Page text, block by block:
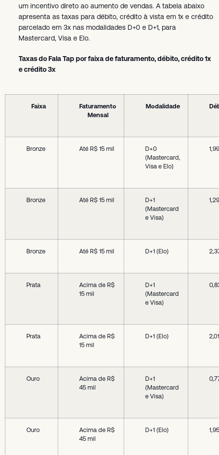
um incentivo direto ao aumento de vendas. A tabela abaixo
apresenta as taxas para débito, crédito à vista em 1x e crédito
parcelado em 3x nas modalidades D+0 e D+1, para
Mastercard, Visa e Elo.
Taxas do Fala Tap por faixa de faturamento, débito, crédito 1x
e crédito 3x
Faixa
Faturamento
Mensal
Modalidade
Bronze Até R$ 15 mil
D+0
(Mastercard,
Visa e Elo)
Bronze Até R$ 15 mil
D+1
(Mastercard
e Visa)
Bronze Até R$ 15 mil D+1 (Elo)
Prata
Acima de R$
15 mil
D+1
(Mastercard
e Visa)
Prata
Acima de R$
15 mil
D+1 (Elo)
Ouro
Acima de R$
45 mil
D+1
(Mastercard
e Visa)
Ouro
Acima de R$
45 mil
D+1 (Elo)